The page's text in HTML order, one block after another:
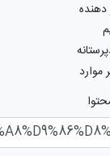
دهنده
موارد